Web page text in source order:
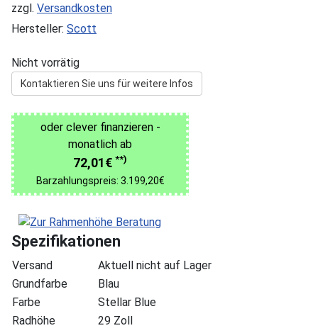
zzgl. Versandkosten
Hersteller: Scott
Nicht vorrätig
Kontaktieren Sie uns für weitere Infos
oder clever finanzieren -
monatlich ab
72,01€ **)
Barzahlungspreis: 3.199,20€
Spezifikationen
Versand
Aktuell nicht auf Lager
Grundfarbe
Blau
Farbe
Stellar Blue
Radhöhe
29 Zoll